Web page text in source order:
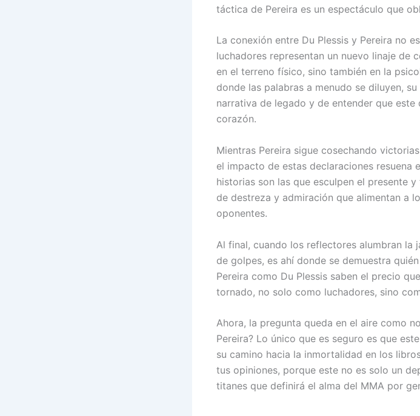
táctica de Pereira es un espectáculo que
La conexión entre Du Plessis y Pereira no
luchadores representan un nuevo linaje de
en el terreno físico, sino también en la
donde las palabras a menudo se diluyen,
narrativa de legado y de entender que
corazón.
Mientras Pereira sigue cosechando
el impacto de estas declaraciones resuena
historias son las que esculpen el presente
de destreza y admiración que alimentan a
oponentes.
Al final, cuando los reflectores alumbran la
de golpes, es ahí donde se demuestra
Pereira como Du Plessis saben el precio
tornado, no solo como luchadores, sino
Ahora, la pregunta queda en el aire como
Pereira? Lo único que es seguro es que
su camino hacia la inmortalidad en los
tus opiniones, porque este no es solo un
titanes que definirá el alma del MMA por